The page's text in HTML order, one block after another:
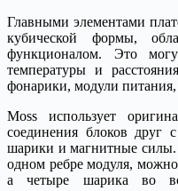
Главными элементами
кубической формы,
функционалом. Это
температуры и
фонарики, модули питания,
Moss использует
соединения блоков друг
шарики и магнитные силы.
одном ребре модуля,
а четыре шарика во